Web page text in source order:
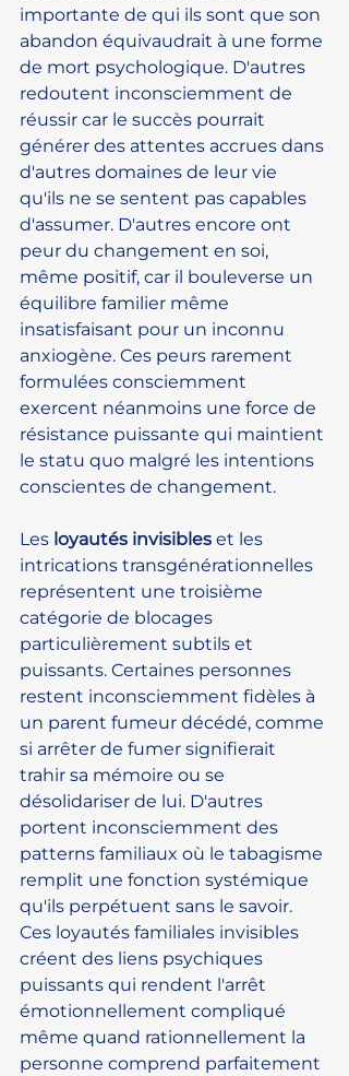
importante de qui ils sont que son
abandon équivaudrait à une forme
de mort psychologique. D'autres
redoutent inconsciemment de
réussir car le succès pourrait
générer des attentes accrues dans
d'autres domaines de leur vie
qu'ils ne se sentent pas capables
d'assumer. D'autres encore ont
peur du changement en soi,
même positif, car il bouleverse un
équilibre familier même
insatisfaisant pour un inconnu
anxiogène. Ces peurs rarement
formulées consciemment
exercent néanmoins une force de
résistance puissante qui maintient
le statu quo malgré les intentions
conscientes de changement.
Les loyautés invisibles et les
intrications transgénérationnelles
représentent une troisième
catégorie de blocages
particulièrement subtils et
puissants. Certaines personnes
restent inconsciemment fidèles à
un parent fumeur décédé, comme
si arrêter de fumer signifierait
trahir sa mémoire ou se
désolidariser de lui. D'autres
portent inconsciemment des
patterns familiaux où le tabagisme
remplit une fonction systémique
qu'ils perpétuent sans le savoir.
Ces loyautés familiales invisibles
créent des liens psychiques
puissants qui rendent l'arrêt
émotionnellement compliqué
même quand rationnellement la
personne comprend parfaitement